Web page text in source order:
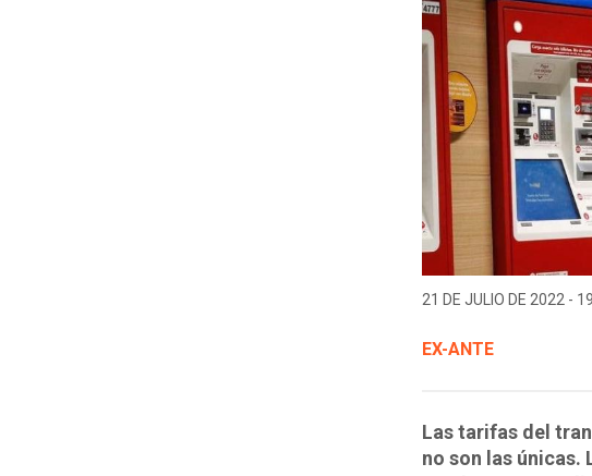
21 DE JULIO DE 2022 -
EX-ANTE
Las tarifas del
no son las únicas.